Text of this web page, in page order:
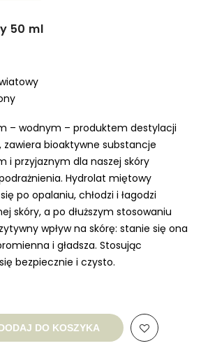
50 ml
– wodnym – produktem destylacji
bioaktywne substancje
i przyjaznym dla naszej skóry
Hydrolat miętowy
po opalaniu, chłodzi i łagodzi
skóry, a po dłuższym stosowaniu
wpływ na skórę: stanie się ona
i gładsza. Stosując
bezpiecznie i czysto.
DO KOSZYKA